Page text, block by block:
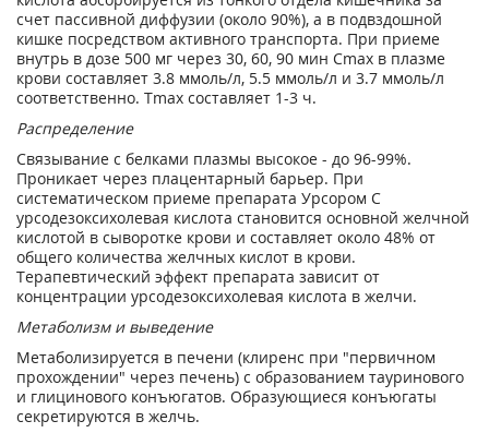
счет пассивной диффузии (около 90%), а в подвздошной
кишке посредством активного транспорта. При приеме
внутрь в дозе 500 мг через 30, 60, 90 мин Сmax в плазме
крови составляет 3.8 ммоль/л, 5.5 ммоль/л и 3.7 ммоль/л
соответственно. Tmax составляет 1-3 ч.
Распределение
Связывание с белками плазмы высокое - до 96-99%.
Проникает через плацентарный барьер. При
систематическом приеме препарата Урсором С
урсодезоксихолевая кислота становится основной желчной
кислотой в сыворотке крови и составляет около 48% от
общего количества желчных кислот в крови.
Терапевтический эффект препарата зависит от
концентрации урсодезоксихолевая кислота в желчи.
Метаболизм и выведение
Метаболизируется в печени (клиренс при "первичном
прохождении" через печень) с образованием тауринового
и глицинового конъюгатов. Образующиеся конъюгаты
секретируются в желчь.